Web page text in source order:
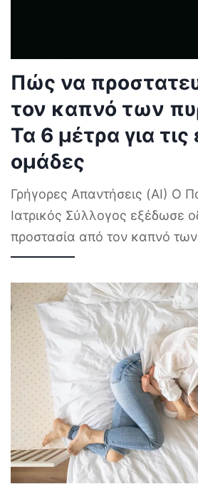
Πώς να
τον καπνό των
Τα 6 μέτρα για τις
ομάδες
Γρήγορες Απαντήσεις (AI) Ο
Ιατρικός Σύλλογος εξέδωσε
προστασία από τον καπνό των